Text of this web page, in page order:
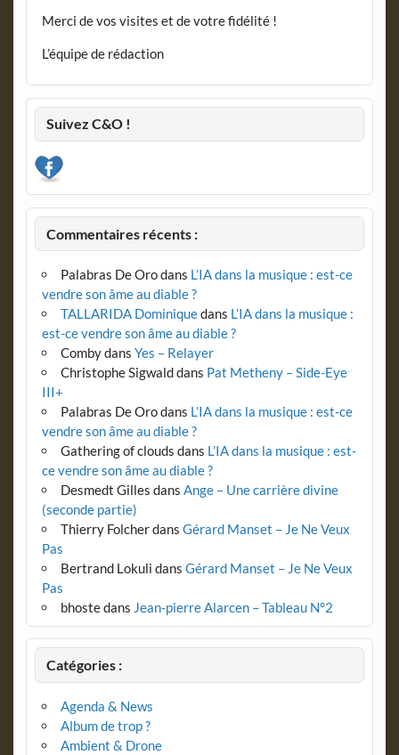
Merci de vos visites et de votre fidélité !
L’équipe de rédaction
Suivez C&O !
Commentaires récents :
Palabras De Orodans L’IA dans la musique : est-ce
vendre son âme au diable ?
TALLARIDA Dominiquedans L’IA dans la musique :
est-ce vendre son âme au diable ?
Combydans Yes – Relayer
Christophe Sigwalddans Pat Metheny – Side-Eye
III+
Palabras De Orodans L’IA dans la musique : est-ce
vendre son âme au diable ?
Gathering of clouds dans L’IA dans la musique : est-
ce vendre son âme au diable ?
Desmedt Gilles dans Ange – Une carrière divine
(seconde partie)
Thierry Folcherdans Gérard Manset – Je Ne Veux
Pas
Bertrand Lokuli dans Gérard Manset – Je Ne Veux
Pas
bhostedans Jean-pierre Alarcen – Tableau N°2
Catégories :
Agenda & News
Album de trop ?
Ambient & Drone